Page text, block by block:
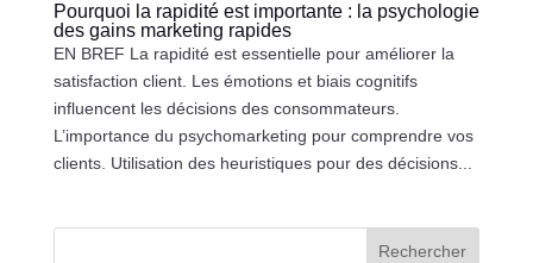
Pourquoi la rapidité est importante : la psychologie
des gains marketing rapides
EN BREF La rapidité est essentielle pour améliorer la
satisfaction client. Les émotions et biais cognitifs
influencent les décisions des consommateurs.
L’importance du psychomarketing pour comprendre vos
clients. Utilisation des heuristiques pour des décisions...
Rechercher